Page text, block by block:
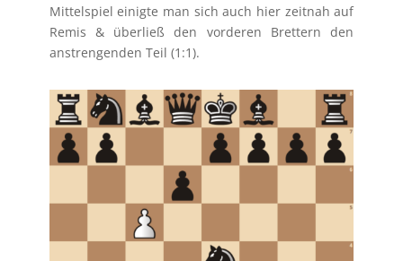
Mittelspiel einigte man sich auch hier zeitnah auf
Remis & überließ den vorderen Brettern den
anstrengenden Teil (1:1).